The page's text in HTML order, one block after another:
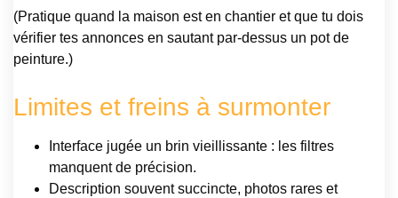
(Pratique quand la maison est en chantier et que tu dois
vérifier tes annonces en sautant par-dessus un pot de
peinture.)
Limites et freins à surmonter
Interface jugée un brin vieillissante : les filtres
manquent de précision.
Description souvent succincte, photos rares et